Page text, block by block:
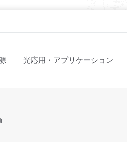
光応用・アプリケーション